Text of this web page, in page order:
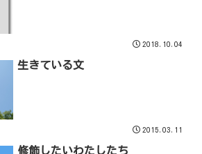
2018.10.04
生きている文
2015.03.11
修飾したいわたしたち